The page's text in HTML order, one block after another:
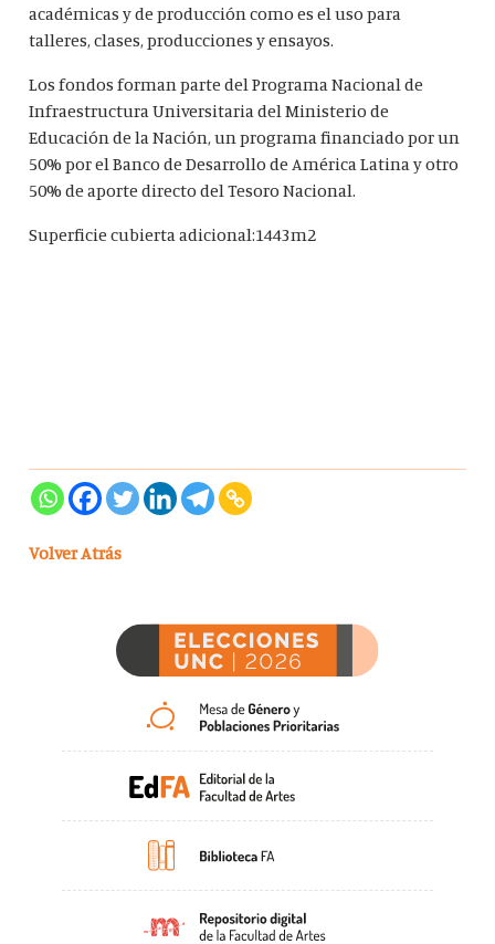
académicas y de producción como es el uso para
talleres, clases, producciones y ensayos.
Los fondos forman parte del Programa Nacional de
Infraestructura Universitaria del Ministerio de
Educación de la Nación, un programa financiado por un
50% por el Banco de Desarrollo de América Latina y otro
50% de aporte directo del Tesoro Nacional.
Superficie cubierta adicional:1443m2
Volver Atrás